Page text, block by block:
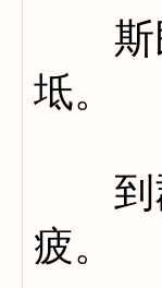
斯民
坻。
到郡
疲。